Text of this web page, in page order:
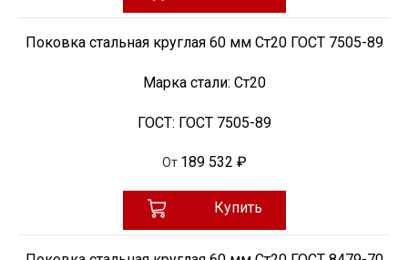
Поковка стальная круглая 60 мм Ст20 ГОСТ 7505-89
Марка стали: Ст20
ГОСТ: ГОСТ 7505-89
От 189 532 ₽
Купить